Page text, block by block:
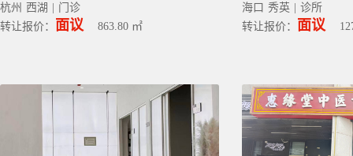
杭州 西湖
门诊
转让报价： 面议 863.80 ㎡
海口 秀英
诊所
转让报价： 面议